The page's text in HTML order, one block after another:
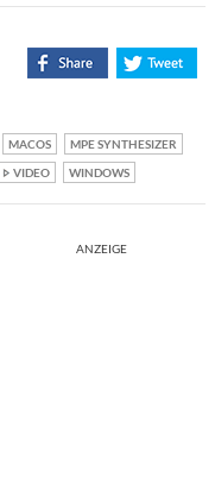
MACOS
MPE SYNTHESIZER
VIDEO WINDOWS
ANZEIGE